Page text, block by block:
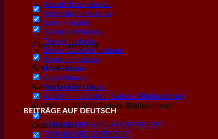
Filter by Categories
Aile Hukuku
Alacak/İcra Hukuku
ALMAN HUKUKU (Sadece Bilgilendirme)
Ceza Hukuku
Alacak/İcra Hukuku
Vatandaşlık Hukuku
Şahıs Hukuku
Tazminat Hukuku
Ticaret Hukuku
Dövizli Askerlik Hukuku
Gümrük Hukuku
Kira Hukuku
Ceza Hukuku
Yabancılar Hukuku
ALMAN HUKUKU (Sadece Bilgilendirme)
BEITRÄGE AUF DEUTSCH
TÜRKISCHES AUSLÄNDERRECHT
TÜRKISCHES ERBRECHT